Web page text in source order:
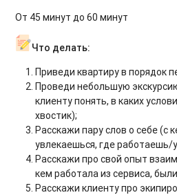
От 45 минут до 60 минут
Что делать:
Приведи квартиру в порядок
Проведи небольшую
клиенту понять, в каких
хвостик);
Расскажи пару слов о себе (с
увлекаешься, где работаешь/
Расскажи про свой опыт
кем работала из сервиса,
Расскажи клиенту про